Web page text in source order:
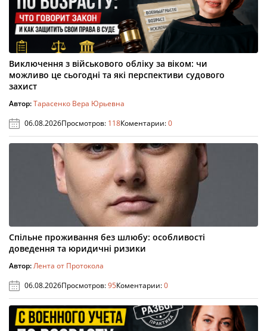
Виключення з військового обліку за віком: чи
можливо це сьогодні та які перспективи судового
захист
Автор:Тарасенко Вера Юрьевна
06.08.2026Просмотров: 118Коментарии:0
Спільне проживання без шлюбу: особливості
доведення та юридичні ризики
Автор:Лента от Протокола
06.08.2026Просмотров:95Коментарии:0